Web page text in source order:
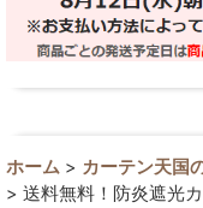
ホーム > カーテン天国
> 送料無料！防炎遮光